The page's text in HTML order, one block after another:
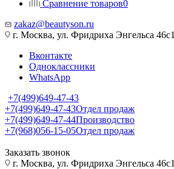
Сравнение товаров0
zakaz@beautyson.ru
г. Москва, ул. Фридриха Энгельса 46с1
Вконтакте
Одноклассники
WhatsApp
+7(499)649-47-43
+7(499)649-47-43Отдел продаж
+7(499)649-47-44Производство
+7(968)056-15-05Отдел продаж
Заказать звонок
г. Москва, ул. Фридриха Энгельса 46с1